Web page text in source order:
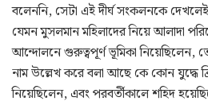
বলেননি, সেটা এই দীর্ঘ সংকলনকে
যেমন মুসলমান মহিলাদের নিয়ে আলাদা
আন্দোলনে গুরুত্বপূর্ণ ভূমিকা নিয়েছিলেন,
নাম উল্লেখ করে বলা আছে কে কোন যুদ্ধে
নিয়েছিলেন, এবং পরবর্তীকালে শহিদ